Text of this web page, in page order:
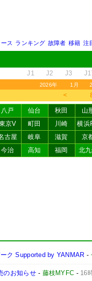
ス ランキング 故障者 移籍 注
J1 J2 J3
2026年 1月
＜
八戸 仙台 秋田 山
京V 町田 川崎 横浜
古屋 岐阜 滋賀 京
今治 高知 福岡 北九
ク Supported by YANMAR -
のお知らせ- 藤枝MYFC - 16